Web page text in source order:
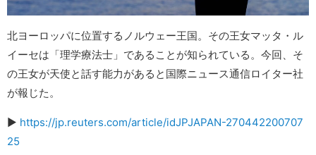
北ヨーロッパに位置するノルウェー王国。その王女マッタ・ル
イーセは「理学療法士」であることが知られている。今回、そ
の王女が天使と話す能力があると国際ニュース通信ロイター社
が報じた。
▶︎ https://jp.reuters.com/article/idJPJAPAN-270442200707
25